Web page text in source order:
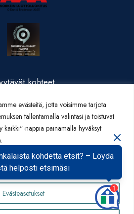
evästeitä, jotta voisimme tarjota
tallentamalla valintasi ja toistuvat
kaikki"-nappia painamalla hyväksyt
Evästeasetukset
Hyväksy kaikki
kohdetta etsit? – Löydä
helposti etsimäsi
kohteet
Yritysesittely
Yhteystiedot
Artikkelit